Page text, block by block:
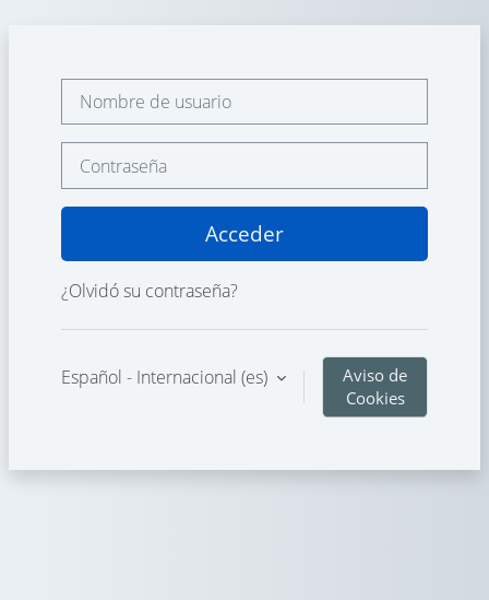
Nombre de usuario
Contraseña
Acceder
¿Olvidó su contraseña?
Español - Internacional ‎(es)‎
Aviso de
Cookies